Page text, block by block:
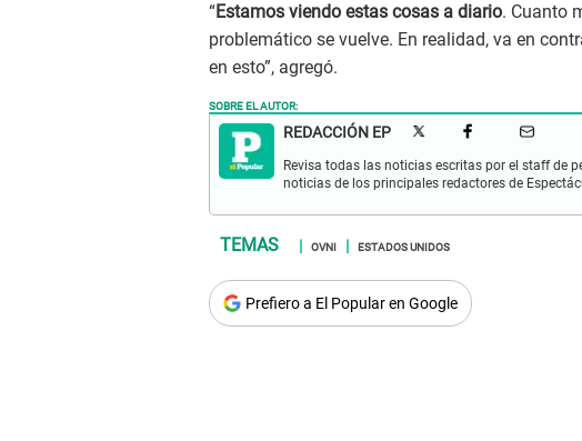
“Estamos viendo estas cosas a diario. Cuanto
problemático se vuelve. En realidad, va en
en esto”, agregó.
SOBRE EL AUTOR:
REDACCIÓN EP
Revisa todas las noticias escritas por el staff de
noticias de los principales redactores de
OVNI ESTADOS UNIDOS
Prefiero a El Popular en Google